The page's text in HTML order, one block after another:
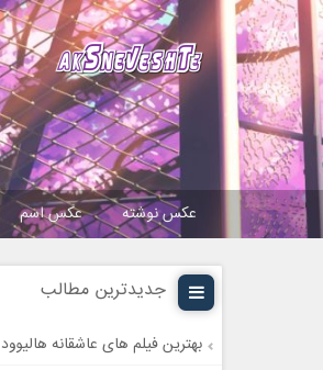
عکس نوشته عکس اسم
جدیدترین مطالب
بهترین فیلم های عاشقانه هالیوود